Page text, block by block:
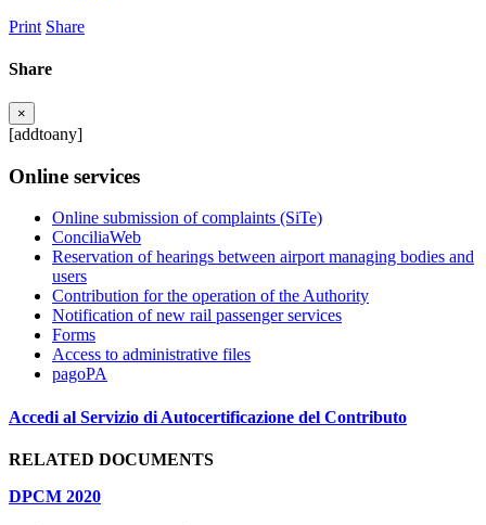
Print Share
Share
×
[addtoany]
Online services
Online submission of complaints (SiTe)
ConciliaWeb
Reservation of hearings between airport managing bodies and
users
Contribution for the operation of the Authority
Notification of new rail passenger services
Forms
Access to administrative files
pagoPA
Accedi al Servizio di Autocertificazione del Contributo
RELATED DOCUMENTS
DPCM 2020